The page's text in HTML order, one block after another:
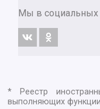
Мы в социальных
* Реестр
выполняющих функции